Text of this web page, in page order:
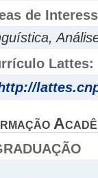
de
Lattes: